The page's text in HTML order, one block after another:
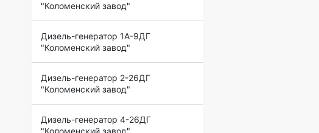
"Коломенский завод"
Дизель-генератор 1А-9ДГ
"Коломенский завод"
Дизель-генератор 2-26ДГ
"Коломенский завод"
Дизель-генератор 4-26ДГ
"Коломенский завод"